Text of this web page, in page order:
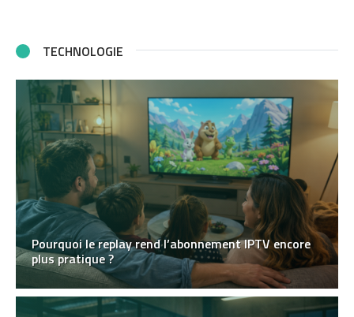
TECHNOLOGIE
Pourquoi le replay rend l’abonnement IPTV encore
plus pratique ?